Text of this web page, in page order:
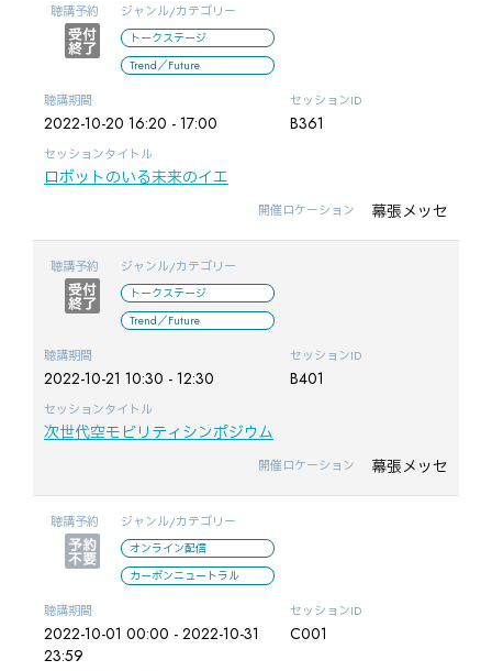
聴講予約 ジャンル/カテゴリー
トークステージ
Trend／Future
聴講期間
2022-10-20 16:20 - 17:00
セッションID
B361
セッションタイトル
ロボットのいる未来のイエ
開催ロケーション 幕張メッセ
聴講予約 ジャンル/カテゴリー
トークステージ
Trend／Future
聴講期間
2022-10-21 10:30 - 12:30
セッションID
B401
セッションタイトル
次世代空モビリティシンポジウム
開催ロケーション 幕張メッセ
聴講予約 ジャンル/カテゴリー
オンライン配信
カーボンニュートラル
聴講期間
2022-10-01 00:00 - 2022-10-31
23:59
セッションID
C001